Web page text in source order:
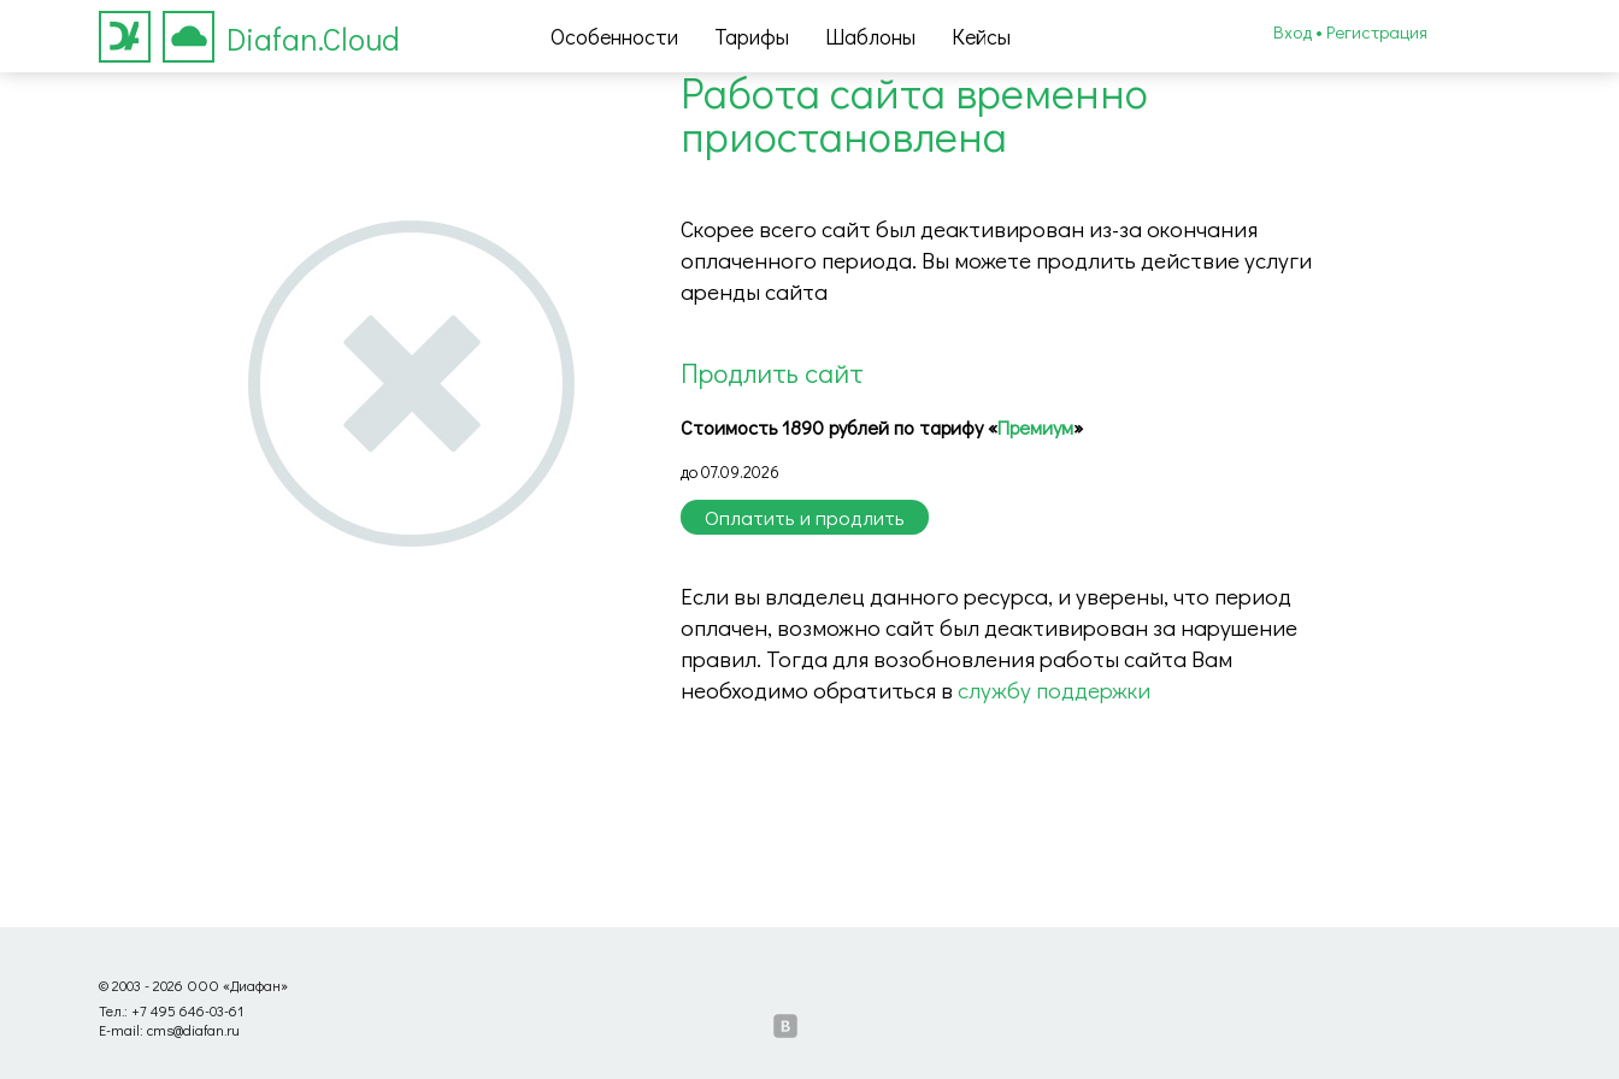
Diafan.Cloud Особенности Тарифы Шаблоны Кейсы Вход • Регистрация
Работа сайта временно
приостановлена
Скорее всего сайт был деактивирован из-за окончания
оплаченного периода. Вы можете продлить действие услуги
аренды сайта
Продлить сайт
Стоимость 1890 рублей по тарифу «Премиум»
до 07.09.2026
Если вы владелец данного ресурса, и уверены, что период
оплачен, возможно сайт был деактивирован за нарушение
правил. Тогда для возобновления работы сайта Вам
необходимо обратиться в службу поддержки
© 2003 - 2026 ООО «Диафан»
Тел.: +7 495 646-03-61
E-mail: cms@diafan.ru